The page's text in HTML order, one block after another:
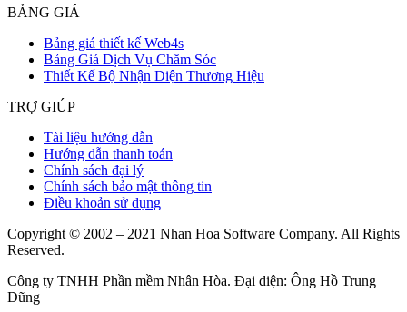
BẢNG GIÁ
Bảng giá thiết kế Web4s
Bảng Giá Dịch Vụ Chăm Sóc
Thiết Kế Bộ Nhận Diện Thương Hiệu
TRỢ GIÚP
Tài liệu hướng dẫn
Hướng dẫn thanh toán
Chính sách đại lý
Chính sách bảo mật thông tin
Điều khoản sử dụng
Copyright © 2002 – 2021 Nhan Hoa Software Company. All Rights
Reserved.
Công ty TNHH Phần mềm Nhân Hòa. Đại diện: Ông Hồ Trung
Dũng